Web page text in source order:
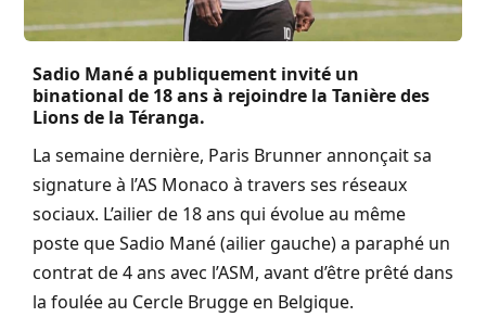
Sadio Mané a publiquement invité un
binational de 18 ans à rejoindre la Tanière des
Lions de la Téranga.
La semaine dernière, Paris Brunner annonçait sa
signature à l’AS Monaco à travers ses réseaux
sociaux. L’ailier de 18 ans qui évolue au même
poste que Sadio Mané (ailier gauche) a paraphé un
contrat de 4 ans avec l’ASM, avant d’être prêté dans
la foulée au Cercle Brugge en Belgique.